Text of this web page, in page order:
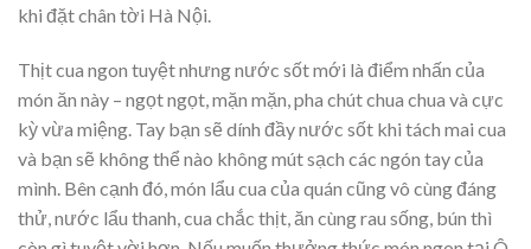
khi đặt chân tời Hà Nội.
Thịt cua ngon tuyệt nhưng nước sốt mới là điểm nhấn của
món ăn này – ngọt ngọt, mặn mặn, pha chút chua chua và cực
kỳ vừa miệng. Tay bạn sẽ dính đầy nước sốt khi tách mai cua
và bạn sẽ không thể nào không mút sạch các ngón tay của
mình. Bên cạnh đó, món lẩu cua của quán cũng vô cùng đáng
thử, nước lẩu thanh, cua chắc thịt, ăn cùng rau sống, bún thì